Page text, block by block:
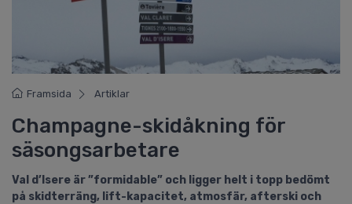
Framsida Artiklar
Champagne-skidåkning för
säsongsarbetare
Val d’Isere är ”formidable” och ligger helt i topp bedömt
på skidterräng, lift-kapacitet, atmosfär, afterski och